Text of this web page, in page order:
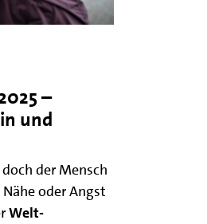
–
und
der Mensch
oder Angst
Welt-